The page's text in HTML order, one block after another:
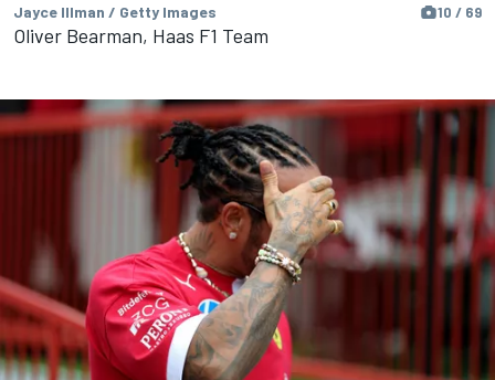
Jayce Illman / Getty Images 10 / 69
Oliver Bearman, Haas F1 Team